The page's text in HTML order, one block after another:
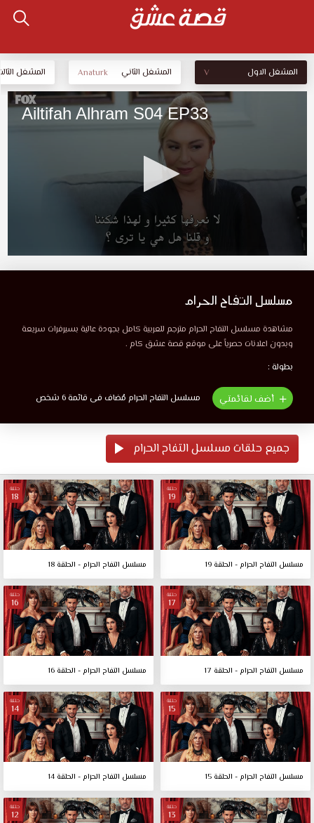
المشغل الاول V المشغل الثاني Anaturk المشغل
مسلسل التفاح الحرام
مشاهدة مسلسل التفاح الحرام مترجم للعربية كامل بجودة عالية بسيرفرات سريعة
وبدون اعلانات حصرياً على موقع قصة عشق كام .
بطولة :
أضف لقائمتي مسلسل التفاح الحرام مُضاف فى قائمة 6 شخص
جميع حلقات مسلسل التفاح الحرام
حلقة
19
مسلسل التفاح الحرام - الحلقة 19
حلقة
18
مسلسل التفاح الحرام - الحلقة 18
حلقة
17
مسلسل التفاح الحرام - الحلقة 17
حلقة
16
مسلسل التفاح الحرام - الحلقة 16
حلقة
15
مسلسل التفاح الحرام - الحلقة 15
حلقة
14
مسلسل التفاح الحرام - الحلقة 14
حلقة
13
حلقة
12